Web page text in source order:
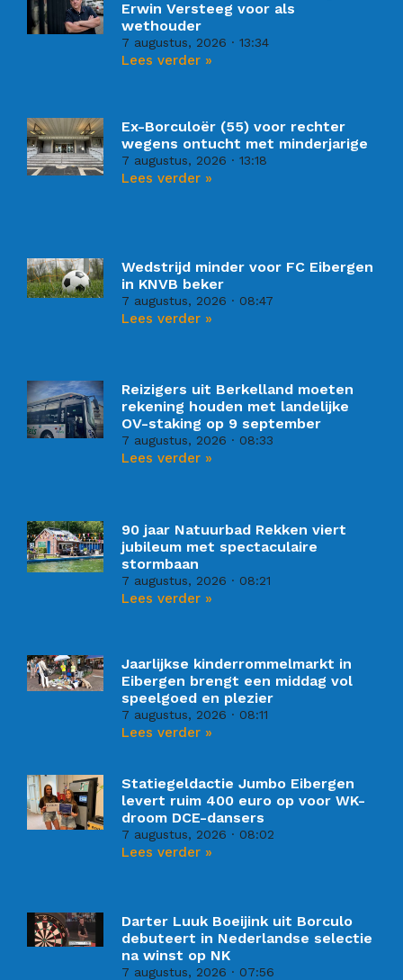
Erwin Versteeg voor als
wethouder
7 augustus, 2026 13:34
Lees verder »
Ex-Borculoër (55) voor rechter
wegens ontucht met minderjarige
7 augustus, 2026 13:18
Lees verder »
Wedstrijd minder voor FC Eibergen
in KNVB beker
7 augustus, 2026 08:47
Lees verder »
Reizigers uit Berkelland moeten
rekening houden met landelijke
OV-staking op 9 september
7 augustus, 2026 08:33
Lees verder »
90 jaar Natuurbad Rekken viert
jubileum met spectaculaire
stormbaan
7 augustus, 2026 08:21
Lees verder »
Jaarlijkse kinderrommelmarkt in
Eibergen brengt een middag vol
speelgoed en plezier
7 augustus, 2026 08:11
Lees verder »
Statiegeldactie Jumbo Eibergen
levert ruim 400 euro op voor WK-
droom DCE-dansers
7 augustus, 2026 08:02
Lees verder »
Darter Luuk Boeijink uit Borculo
debuteert in Nederlandse selectie
na winst op NK
7 augustus, 2026 07:56